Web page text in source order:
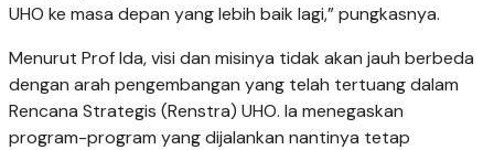
UHO ke masa depan yang lebih baik lagi,” pungkasnya.
Menurut Prof Ida, visi dan misinya tidak akan jauh berbeda
dengan arah pengembangan yang telah tertuang dalam
Rencana Strategis (Renstra) UHO. Ia menegaskan
program-program yang dijalankan nantinya tetap